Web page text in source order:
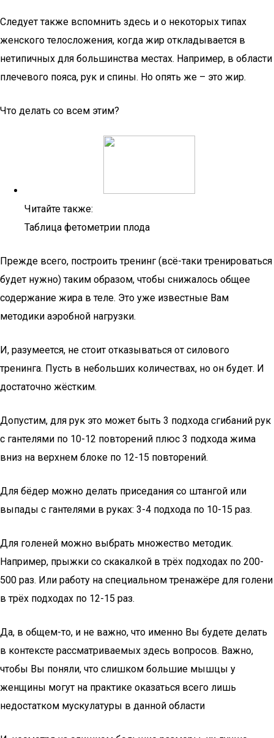
Следует также вспомнить здесь и о некоторых типах
женского телосложения, когда жир откладывается в
нетипичных для большинства местах. Например, в области
плечевого пояса, рук и спины. Но опять же – это жир.
Что делать со всем этим?
Читайте также:
Таблица фетометрии плода
Прежде всего, построить тренинг (всё-таки тренироваться
будет нужно) таким образом, чтобы снижалось общее
содержание жира в теле. Это уже известные Вам
методики аэробной нагрузки.
И, разумеется, не стоит отказываться от силового
тренинга. Пусть в небольших количествах, но он будет. И
достаточно жёстким.
Допустим, для рук это может быть 3 подхода сгибаний рук
с гантелями по 10-12 повторений плюс 3 подхода жима
вниз на верхнем блоке по 12-15 повторений.
Для бёдер можно делать приседания со штангой или
выпады с гантелями в руках: 3-4 подхода по 10-15 раз.
Для голеней можно выбрать множество методик.
Например, прыжки со скакалкой в трёх подходах по 200-
500 раз. Или работу на специальном тренажёре для голени
в трёх подходах по 12-15 раз.
Да, в общем-то, и не важно, что именно Вы будете делать
в контексте рассматриваемых здесь вопросов. Важно,
чтобы Вы поняли, что слишком большие мышцы у
женщины могут на практике оказаться всего лишь
недостатком мускулатуры в данной области